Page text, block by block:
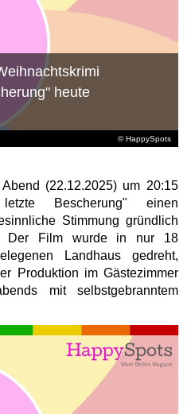
© HappySpots
heute
(22.12.2025) um 20:15
Bescherung" einen
Stimmung gründlich
Der Film wurde in nur 18
Landhaus gedreht,
Produktion im Gästezimmer
mit selbstgebranntem